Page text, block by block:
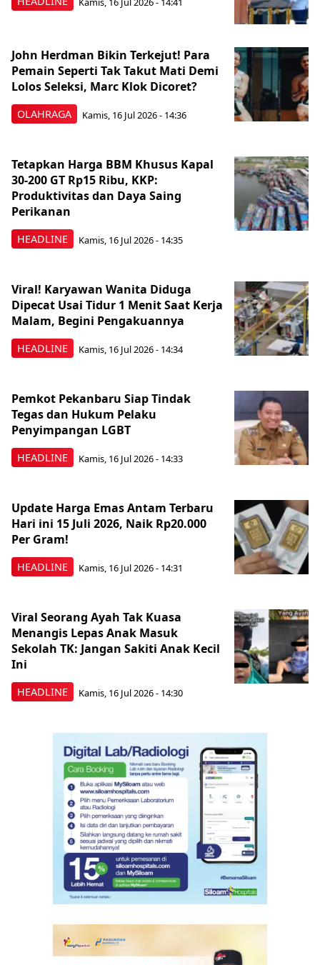
OLAHRAGA
John Herdman Bikin Terkejut! Para
Pemain Seperti Tak Takut Mati Demi
Lolos Seleksi, Marc Klok Dicoret?
Kamis, 16 Jul 2026 - 14:36
HEADLINE
Tetapkan Harga BBM Khusus Kapal
30-200 GT Rp15 Ribu, KKP:
Produktivitas dan Daya Saing
Perikanan
Kamis, 16 Jul 2026 - 14:35
HEADLINE
Viral! Karyawan Wanita Diduga
Dipecat Usai Tidur 1 Menit Saat Kerja
Malam, Begini Pengakuannya
Kamis, 16 Jul 2026 - 14:34
HEADLINE
Pemkot Pekanbaru Siap Tindak
Tegas dan Hukum Pelaku
Penyimpangan LGBT
Kamis, 16 Jul 2026 - 14:33
HEADLINE
Update Harga Emas Antam Terbaru
Hari ini 15 Juli 2026, Naik Rp20.000
Per Gram!
Kamis, 16 Jul 2026 - 14:31
HEADLINE
Viral Seorang Ayah Tak Kuasa
Menangis Lepas Anak Masuk
Sekolah TK: Jangan Sakiti Anak Kecil
Ini
Kamis, 16 Jul 2026 - 14:30